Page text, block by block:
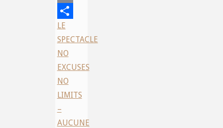
Email
Share
LE
SPECTACLE
NO
EXCUSES
NO
LIMITS
–
AUCUNE